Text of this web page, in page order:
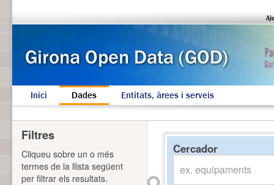
Inici Dades Entitats, àrees i serveis
Cercador
Filtres
Cliqueu sobre un o més
termes de la llista següent
per filtrar els resultats.